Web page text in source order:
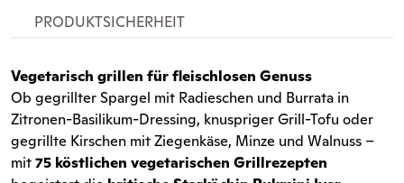
PRODUKTSICHERHEIT
Vegetarisch grillen für fleischlosen Genuss
Ob gegrillter Spargel mit Radieschen und Burrata in
Zitronen-Basilikum-Dressing, knuspriger Grill-Tofu oder
gegrillte Kirschen mit Ziegenkäse, Minze und Walnuss –
mit75 köstlichen vegetarischen Grillrezepten